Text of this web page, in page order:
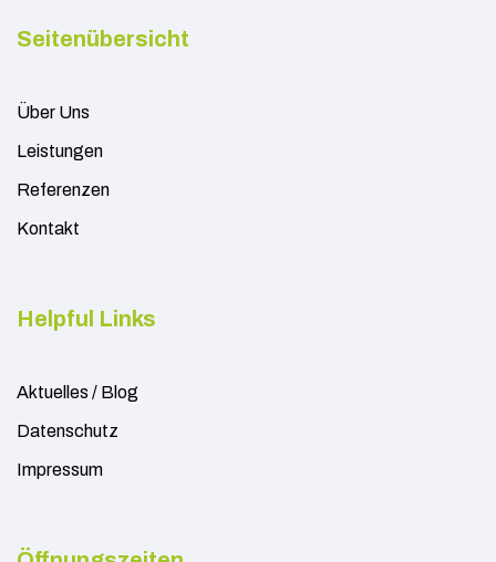
Seitenübersicht
Über Uns
Leistungen
Referenzen
Kontakt
Helpful Links
Aktuelles / Blog
Datenschutz
Impressum